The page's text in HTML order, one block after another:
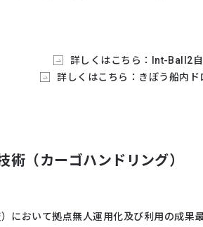
詳しくはこちら：Int-Ball2
詳しくはこちら：きぼう船内
（カーゴハンドリング）
において拠点無人運用化及び利用の成果